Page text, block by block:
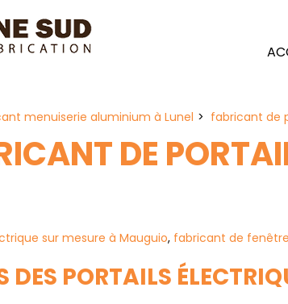
menuiserie aluminium à Lunel fabricant de
DE
sur mesure à Mauguio, fabricant de
DES PORTAILS